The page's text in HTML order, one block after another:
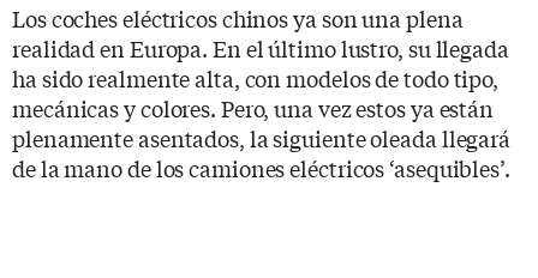
Los coches eléctricos chinos ya son una plena
realidad en Europa. En el último lustro, su llegada
ha sido realmente alta, con modelos de todo tipo,
mecánicas y colores. Pero, una vez estos ya están
plenamente asentados, la siguiente oleada llegará
de la mano de los camiones eléctricos ‘asequibles’.